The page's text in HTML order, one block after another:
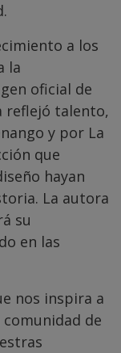
a los
la
oficial de
reflejó talento,
y por La
que
hayan
La autora
su
en las
nos inspira a
de